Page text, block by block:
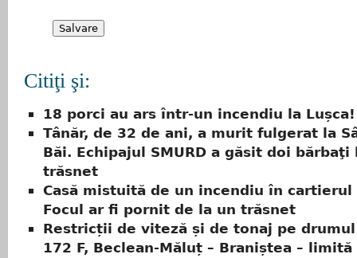
Citiţi şi:
18 porci au ars într-un incendiu la Lușca!
Tânăr, de 32 de ani, a murit fulgerat la
Băi. Echipajul SMURD a găsit doi
trăsnet
Casă mistuită de un incendiu în cartierul
Focul ar fi pornit de la un trăsnet
Restricții de viteză și de tonaj pe
172 F, Beclean-Măluț – Braniștea –